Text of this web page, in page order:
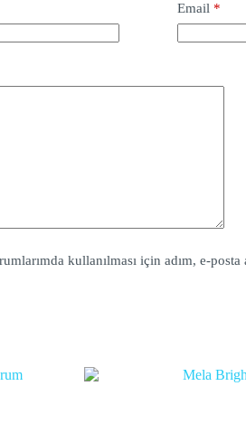
Email *
kullanılması için adım, e-